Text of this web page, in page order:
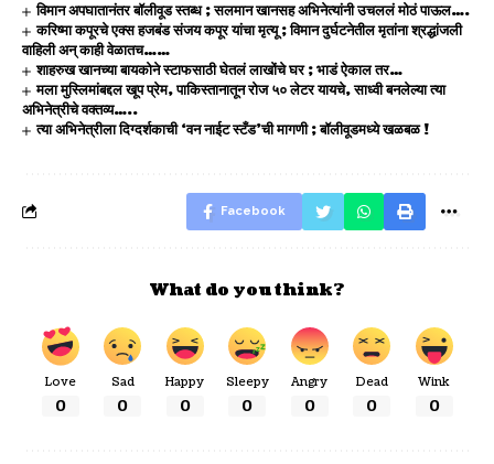
विमान अपघातानंतर बॉलीवूड स्तब्ध ; सलमान खानसह अभिनेत्यांनी उचललं मोठं पाऊल….
करिष्मा कपूरचे एक्स हजबंड संजय कपूर यांचा मृत्यू ; विमान दुर्घटनेतील मृतांना श्रद्धांजली
वाहिली अन् काही वेळातच……
शाहरुख खानच्या बायकोने स्टाफसाठी घेतलं लाखोंचे घर ; भाडं ऐकाल तर…
मला मुस्लिमांबद्दल खूप प्रेम, पाकिस्तानातून रोज ५० लेटर यायचे, साध्वी बनलेल्या त्या
अभिनेत्रीचे वक्तव्य…..
त्या अभिनेत्रीला दिग्दर्शकाची ‘वन नाईट स्टँड’ची मागणी ; बॉलीवूडमध्ये खळबळ !
Facebook
What do you think?
Love
0
Sad
0
Happy
0
Sleepy
0
Angry
0
Dead
0
Wink
0